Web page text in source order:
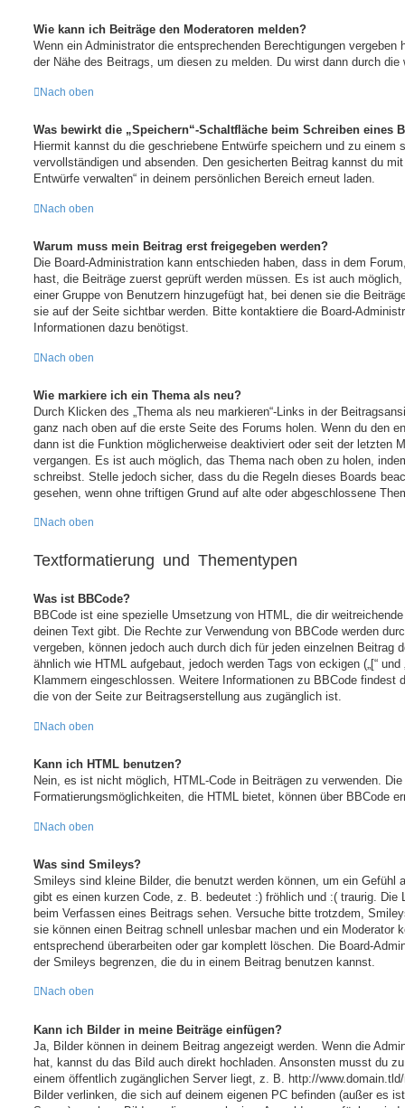
Wie kann ich Beiträge den Moderatoren melden?
Wenn ein Administrator die entsprechenden Berechtigungen
der Nähe des Beitrags, um diesen zu melden. Du wirst dann durch
Nach oben
Was bewirkt die „Speichern“-Schaltfläche beim Schreiben eines
Hiermit kannst du die geschriebene Entwürfe speichern und zu einem
vervollständigen und absenden. Den gesicherten Beitrag kannst du
Entwürfe verwalten“ in deinem persönlichen Bereich erneut laden.
Nach oben
Warum muss mein Beitrag erst freigegeben werden?
Die Board-Administration kann entschieden haben, dass in dem
hast, die Beiträge zuerst geprüft werden müssen. Es ist auch
einer Gruppe von Benutzern hinzugefügt hat, bei denen sie die
sie auf der Seite sichtbar werden. Bitte kontaktiere die Board-
Informationen dazu benötigst.
Nach oben
Wie markiere ich ein Thema als neu?
Durch Klicken des „Thema als neu markieren“-Links in der
ganz nach oben auf die erste Seite des Forums holen. Wenn du den
dann ist die Funktion möglicherweise deaktiviert oder seit der letzten
vergangen. Es ist auch möglich, das Thema nach oben zu holen,
schreibst. Stelle jedoch sicher, dass du die Regeln dieses Boards
gesehen, wenn ohne triftigen Grund auf alte oder abgeschlossene
Nach oben
Textformatierung und Thementypen
Was ist BBCode?
BBCode ist eine spezielle Umsetzung von HTML, die dir
deinen Text gibt. Die Rechte zur Verwendung von BBCode werden
vergeben, können jedoch auch durch dich für jeden einzelnen Beitrag
ähnlich wie HTML aufgebaut, jedoch werden Tags von eckigen („[“ und
Klammern eingeschlossen. Weitere Informationen zu BBCode findest
die von der Seite zur Beitragserstellung aus zugänglich ist.
Nach oben
Kann ich HTML benutzen?
Nein, es ist nicht möglich, HTML-Code in Beiträgen zu verwenden.
Formatierungsmöglichkeiten, die HTML bietet, können über BBCode
Nach oben
Was sind Smileys?
Smileys sind kleine Bilder, die benutzt werden können, um ein Gefühl
gibt es einen kurzen Code, z. B. bedeutet :) fröhlich und :( traurig. Die
beim Verfassen eines Beitrags sehen. Versuche bitte trotzdem,
sie können einen Beitrag schnell unlesbar machen und ein Moderator
entsprechend überarbeiten oder gar komplett löschen. Die Board-
der Smileys begrenzen, die du in einem Beitrag benutzen kannst.
Nach oben
Kann ich Bilder in meine Beiträge einfügen?
Ja, Bilder können in deinem Beitrag angezeigt werden. Wenn die
hat, kannst du das Bild auch direkt hochladen. Ansonsten musst du
einem öffentlich zugänglichen Server liegt, z. B. http://
Bilder verlinken, die sich auf deinem eigenen PC befinden (außer es